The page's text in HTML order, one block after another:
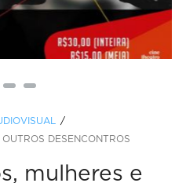
DESENCONTROS
mulheres e